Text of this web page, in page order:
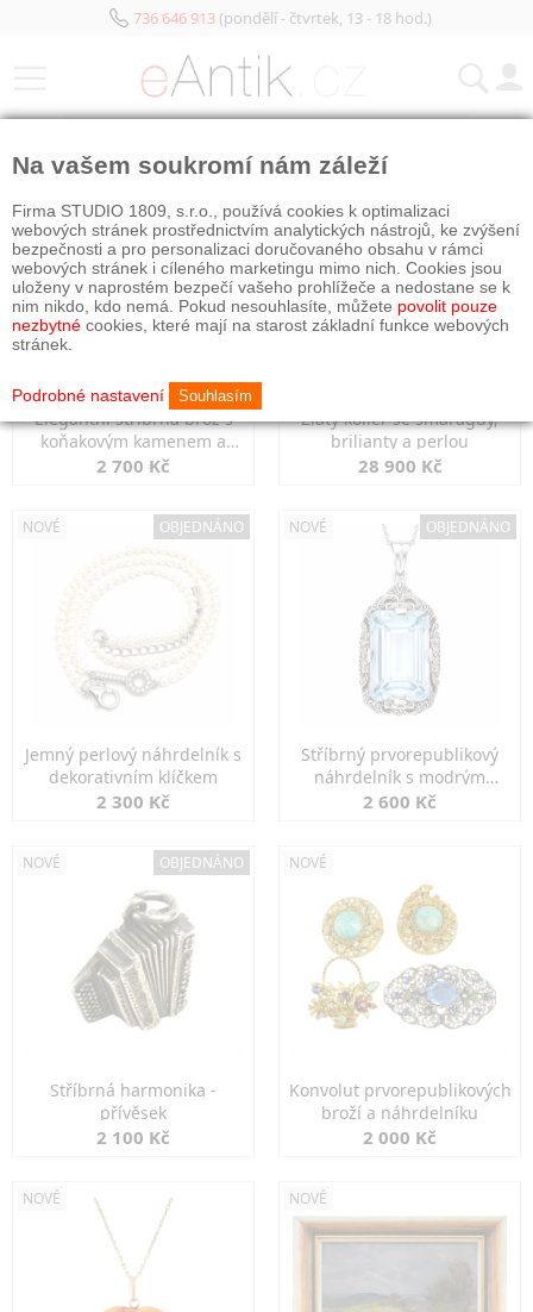
736 646 913(pondělí - čtvrtek, 13 - 18 hod.)
Elegantní stříbrná brož s
koňakovým kamenem a
markazity
2 700 Kč
Zlatý kolier se smaragdy,
brilianty a perlou
28 900 Kč
NOVÉ OBJEDNÁNO
Jemný perlový náhrdelník s
dekorativním klíčkem
2 300 Kč
NOVÉ OBJEDNÁNO
Stříbrný prvorepublikový
náhrdelník s modrým
spinelem
2 600 Kč
NOVÉ OBJEDNÁNO
Stříbrná harmonika -
přívěsek
2 100 Kč
NOVÉ
Konvolut prvorepublikových
broží a náhrdelníku
2 000 Kč
NOVÉ NOVÉ
Na vašem soukromí nám záleží
Firma STUDIO 1809, s.r.o., používá cookies k optimalizaci
webových stránek prostřednictvím analytických nástrojů, ke zvýšení
bezpečnosti a pro personalizaci doručovaného obsahu v rámci
webových stránek i cíleného marketingu mimo nich. Cookies jsou
uloženy v naprostém bezpečí vašeho prohlížeče a nedostane se k
nim nikdo, kdo nemá. Pokud nesouhlasíte, můžete povolit pouze
nezbytné cookies, které mají na starost základní funkce webových
stránek.
Podrobné nastavení Souhlasím